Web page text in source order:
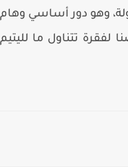
وهو دور أساسي وهام
تتناول ما لليتيم